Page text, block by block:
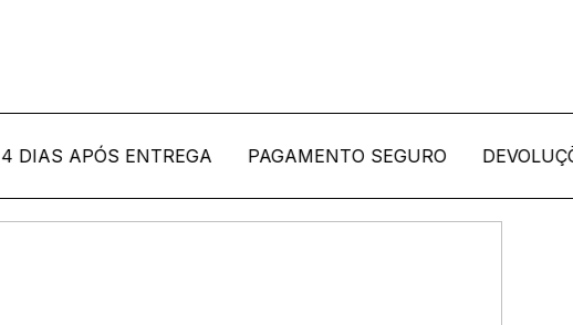
NA MESA
APÓS ENTREGA PAGAMENTO SEGURO